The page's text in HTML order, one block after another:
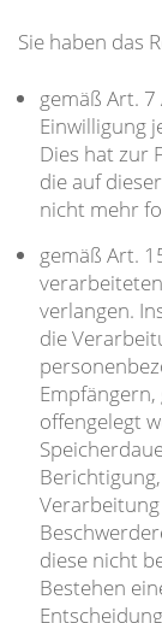
Sie haben das
gemäß Art.
Einwilligung
Dies hat zur
die auf
nicht mehr
gemäß Art.
verlangen.
die
offengelegt
diese nicht
Bestehen